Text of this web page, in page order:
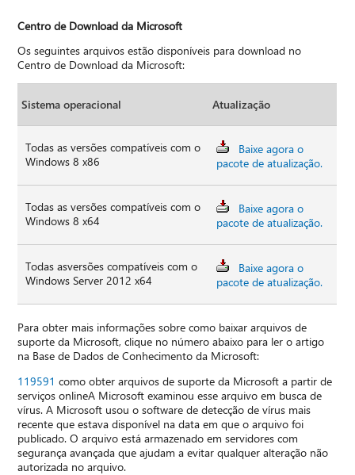
Centro de Download da Microsoft
Os seguintes arquivos estão disponíveis para download no
Centro de Download da Microsoft:
Sistema operacional Atualização
Todas as versões compatíveis com o
Windows 8 x86
Baixe agora o
pacote de atualização.
Todas as versões compatíveis com o
Windows 8 x64
Baixe agora o
pacote de atualização.
Todas asversões compatíveis com o
Windows Server 2012 x64
Baixe agora o
pacote de atualização.
Para obter mais informações sobre como baixar arquivos de
suporte da Microsoft, clique no número abaixo para ler o artigo
na Base de Dados de Conhecimento da Microsoft:
119591 como obter arquivos de suporte da Microsoft a partir de
serviços onlineA Microsoft examinou esse arquivo em busca de
vírus. A Microsoft usou o software de detecção de vírus mais
recente que estava disponível na data em que o arquivo foi
publicado. O arquivo está armazenado em servidores com
segurança avançada que ajudam a evitar qualquer alteração não
autorizada no arquivo.